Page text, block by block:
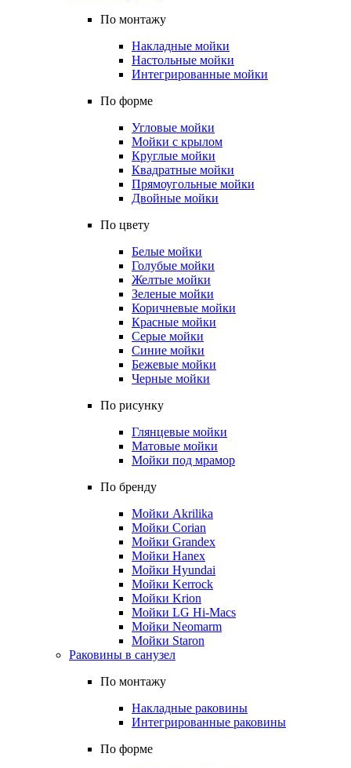
По монтажу
Накладные мойки
Настольные мойки
Интегрированные мойки
По форме
Угловые мойки
Мойки с крылом
Круглые мойки
Квадратные мойки
Прямоугольные мойки
Двойные мойки
По цвету
Белые мойки
Голубые мойки
Желтые мойки
Зеленые мойки
Коричневые мойки
Красные мойки
Серые мойки
Синие мойки
Бежевые мойки
Черные мойки
По рисунку
Глянцевые мойки
Матовые мойки
Мойки под мрамор
По бренду
Мойки Akrilika
Мойки Corian
Мойки Grandex
Мойки Hanex
Мойки Hyundai
Мойки Kerrock
Мойки Krion
Мойки LG Hi-Macs
Мойки Neomarm
Мойки Staron
Раковины в санузел
По монтажу
Накладные раковины
Интегрированные раковины
По форме